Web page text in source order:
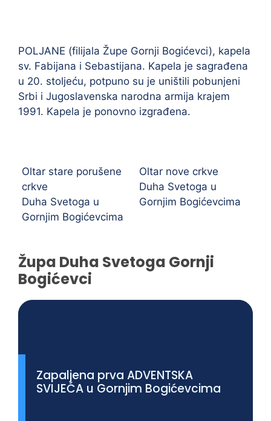
POLJANE (filijala Župe Gornji Bogićevci), kapela
sv. Fabijana i Sebastijana. Kapela je sagrađena
u 20. stoljeću, potpuno su je uništili pobunjeni
Srbi i Jugoslavenska narodna armija krajem
1991. Kapela je ponovno izgrađena.
Oltar stare porušene
crkve
Duha Svetoga u
Gornjim Bogićevcima
Oltar nove crkve
Duha Svetoga u
Gornjim Bogićevcima
Župa Duha Svetoga Gornji
Bogićevci
Zapaljena prva ADVENTSKA
SVIJEĆA u Gornjim Bogićevcima